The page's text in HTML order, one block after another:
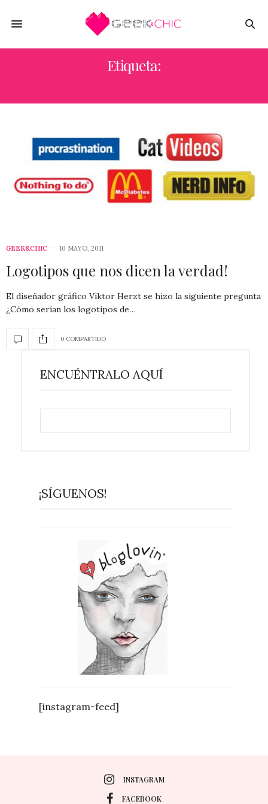
Etiqueta:
GEEK&CHIC 10 MAYO, 2011
Logotipos que nos dicen la verdad!
El diseñador gráfico Viktor Herzt se hizo la siguiente pregunta
¿Cómo serían los logotipos de…
0 COMPARTIDO
ENCUÉNTRALO AQUÍ
¡SÍGUENOS!
[instagram-feed]
INSTAGRAM
FACEBOOK